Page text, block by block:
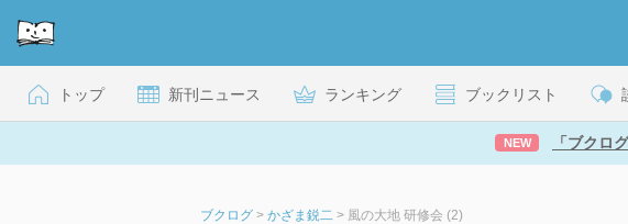
トップ 新刊ニュース ランキング ブックリスト
NEW 「ブクロ
ブクログ > かざま鋭二 > 風の大地 研修会 (2)